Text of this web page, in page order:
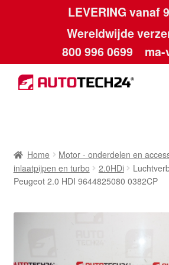
LEVERING vanaf
Wereldwijde
800 996 0699 ma-
Ga
door
Ga
naar
Algemene voorwaarden
Betalingen
Home Motor - onderdelen en
inlaatpijpen en turbo
2.0HDi
Peugeot 2.0 HDI 9644825080 0382CP